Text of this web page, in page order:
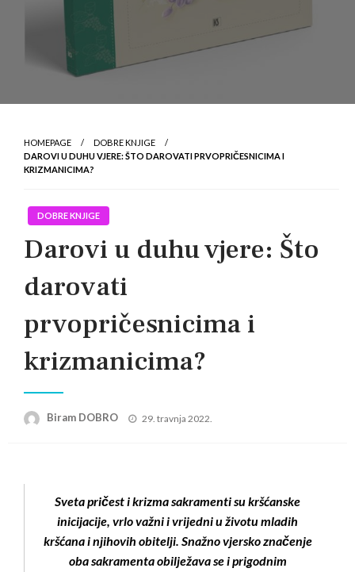
HOMEPAGE
DOBRE KNJIGE
DAROVI U DUHU VJERE: ŠTO DAROVATI PRVOPRIČESNICIMA I
KRIZMANICIMA?
DOBRE KNJIGE
Darovi u duhu vjere: Što
darovati
prvopričesnicima i
krizmanicima?
Biram DOBRO
Posted
29. travnja 2022.
Sveta pričest i krizma sakramenti su kršćanske
inicijacije, vrlo važni i vrijedni u životu mladih
kršćana i njihovih obitelji. Snažno vjersko značenje
oba sakramenta obilježava se i prigodnim